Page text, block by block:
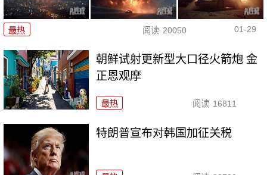
最热 阅读 20050 01-29
朝鲜试射更新型大口径火箭炮 金
正恩观摩
最热 阅读 16811
特朗普宣布对韩国加征关税